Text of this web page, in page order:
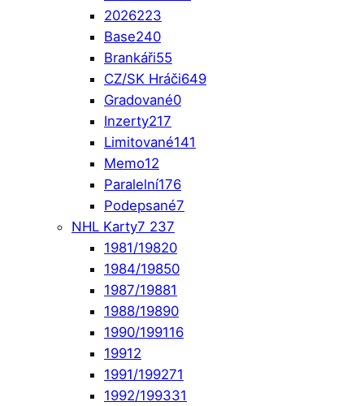
2026223
Base240
Brankáři55
CZ/SK Hráči649
Gradované0
Inzerty217
Limitované141
Memo12
Paralelní176
Podepsané7
NHL Karty7 237
1981/19820
1984/19850
1987/19881
1988/19890
1990/199116
19912
1991/199271
1992/199331